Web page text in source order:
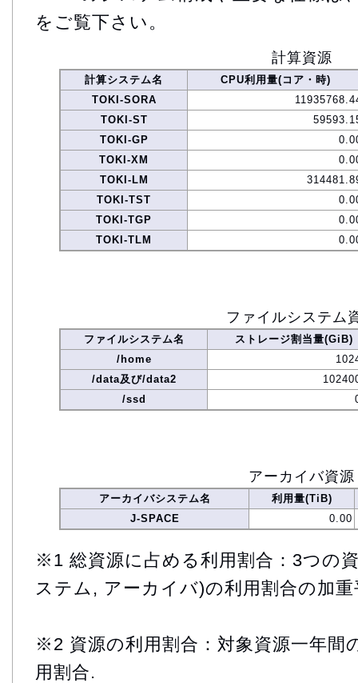
をご覧下さい。
計算資源
計算システム名
CPU利用量(コア・時)
TOKI-SORA
TOKI-ST
TOKI-GP
TOKI-XM
TOKI-LM
TOKI-TST
TOKI-TGP
TOKI-TLM
ファイルシステム
ファイルシステム名
ストレージ割当量(GiB)
/home
/data及び/data2
/ssd
アーカイバ資源
アーカイバシステム名
利用量(TiB)
J-SPACE
0.00
※1 総資源に占める利用割合：3つの
ステム, アーカイバ)の利用割合の加重
※2 資源の利用割合：対象資源一年間
用割合.